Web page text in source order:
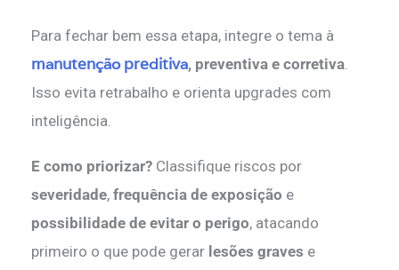
Para fechar bem essa etapa, integre o tema à
manutenção preditiva, preventiva e corretiva.
Isso evita retrabalho e orienta upgrades com
inteligência.
E como priorizar? Classifique riscos por
severidade, frequência de exposição e
possibilidade de evitar o perigo, atacando
primeiro o que pode gerar lesões graves e